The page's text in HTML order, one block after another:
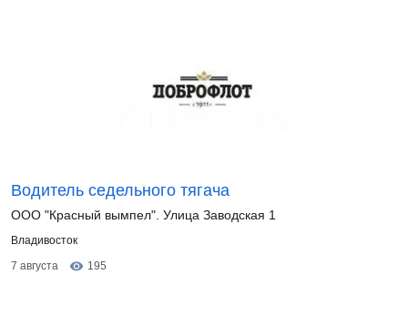
Водитель седельного тягача
ООО "Красный вымпел". Улица Заводская 1
Владивосток
7 августа
195